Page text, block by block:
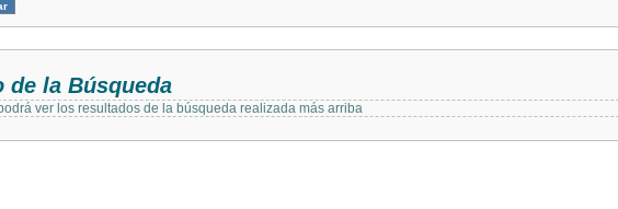
de la Búsqueda
ver los resultados de la búsqueda realizada más arriba